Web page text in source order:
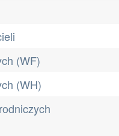
(WF)
(WH)